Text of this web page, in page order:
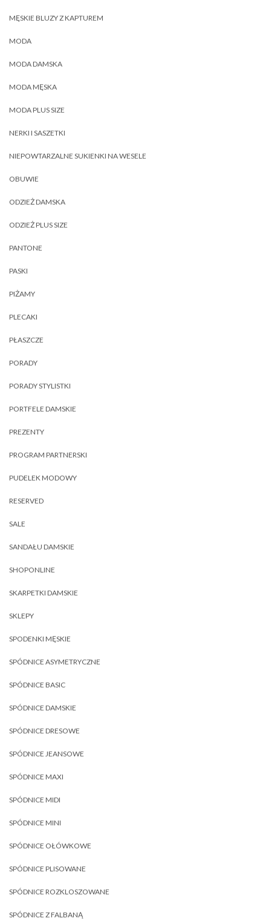
MĘSKIE BLUZY Z KAPTUREM
MODA
MODA DAMSKA
MODA MĘSKA
MODA PLUS SIZE
NERKI I SASZETKI
NIEPOWTARZALNE SUKIENKI NA WESELE
OBUWIE
ODZIEŻ DAMSKA
ODZIEŻ PLUS SIZE
PANTONE
PASKI
PIŻAMY
PLECAKI
PŁASZCZE
PORADY
PORADY STYLISTKI
PORTFELE DAMSKIE
PREZENTY
PROGRAM PARTNERSKI
PUDELEK MODOWY
RESERVED
SALE
SANDAŁU DAMSKIE
SHOPONLINE
SKARPETKI DAMSKIE
SKLEPY
SPODENKI MĘSKIE
SPÓDNICE ASYMETRYCZNE
SPÓDNICE BASIC
SPÓDNICE DAMSKIE
SPÓDNICE DRESOWE
SPÓDNICE JEANSOWE
SPÓDNICE MAXI
SPÓDNICE MIDI
SPÓDNICE MINI
SPÓDNICE OŁÓWKOWE
SPÓDNICE PLISOWANE
SPÓDNICE ROZKLOSZOWANE
SPÓDNICE Z FALBANĄ